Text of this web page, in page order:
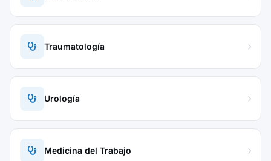
Traumatología
Urología
Medicina del Trabajo